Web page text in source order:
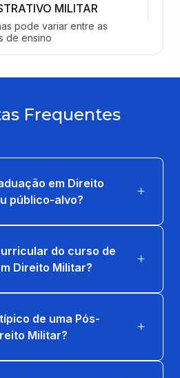
MILITAR
MILITAR
MILITAR
JUDICIAL
pode variar entre as
de ensino
Frequentes
em Direito
público-alvo?
do curso de
Direito Militar?
de uma Pós-
Militar?